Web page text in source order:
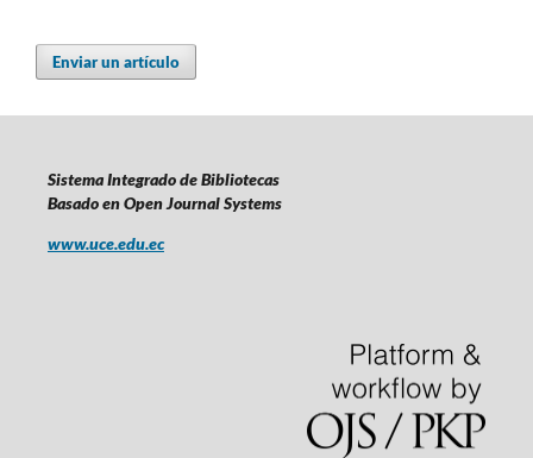
Enviar un artículo
Sistema Integrado de Bibliotecas
Basado en Open Journal Systems
www.uce.edu.ec